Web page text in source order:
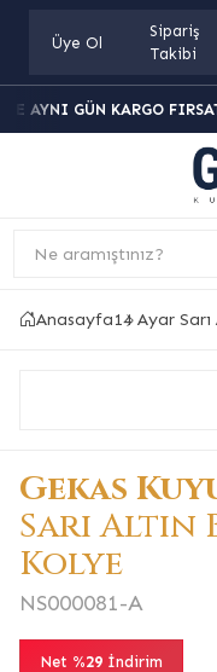
Üye Ol
Sipariş
Takibi
AYNI GÜN KARGO
Ne aramıştınız?
Anasayfa14 Ayar
Gekas
Sarı Altın
Kolye
NS000081-A
Net %29 İndirim